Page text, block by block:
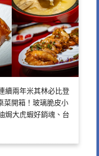
續兩年米其林必比登
菜開箱！玻璃脆皮小
焗大虎蝦好銷魂、台